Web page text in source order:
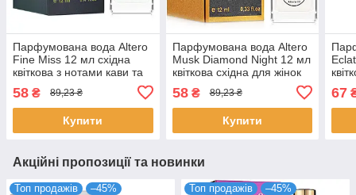
Парфумована вода Altero
Fine Miss 12 мл східна
квіткова з нотами кави та
Альтеро
58 ₴ 89,23 ₴
Купити
Парфумована вода Altero
Musk Diamond Night 12 мл
квіткова східна для жінок
стійкий аромат з мускусом
Алтеро
58₴ 89,23 ₴
Купити
Ева
67
Акційні пропозиції та новинки
Топ продажів –45% Топ продажів –45%